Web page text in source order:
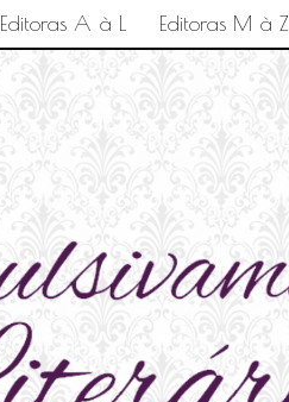
Editoras A à L Editoras M à Z